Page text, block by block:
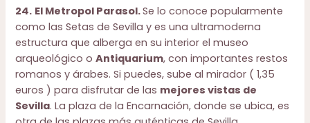
24. El Metropol Parasol.Se lo conoce popularmente
como las Setas de Sevilla y es una ultramoderna
estructura que alberga en su interior el museo
arqueológico oAntiquarium, con importantes restos
romanos y árabes. Si puedes, sube al mirador ( 1,35
euros ) para disfrutar de las mejores vistas de
Sevilla. La plaza de la Encarnación, donde se ubica, es